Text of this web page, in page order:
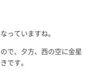
っていますね。
で、夕方、西の空に金星
です。